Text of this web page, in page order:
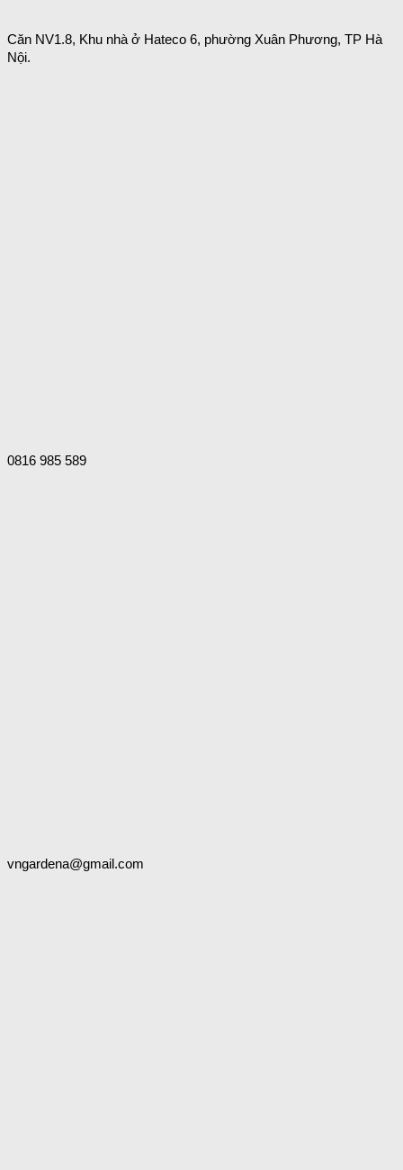
Căn NV1.8, Khu nhà ở Hateco 6, phường Xuân Phương, TP Hà
Nội.
0816 985 589
vngardena@gmail.com